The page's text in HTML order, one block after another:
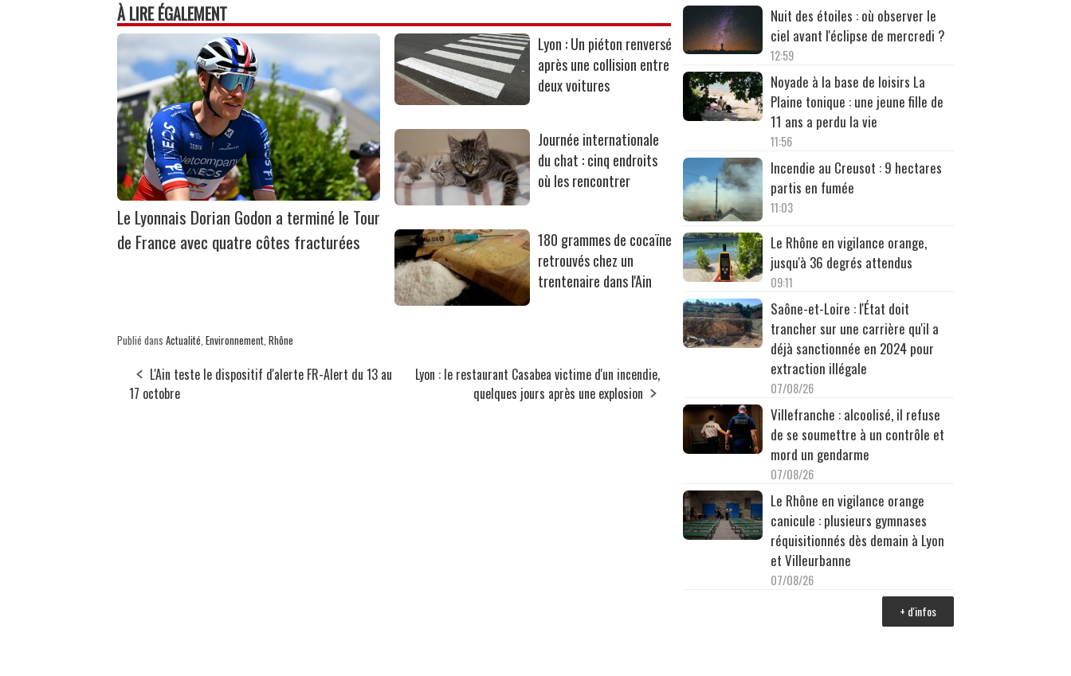
À LIRE ÉGALEMENT
Le Lyonnais Dorian Godon a terminé le Tour
de France avec quatre côtes fracturées
Lyon : Un piéton renversé
après une collision entre
deux voitures
Journée internationale
du chat : cinq endroits
où les rencontrer
180 grammes de cocaïne
retrouvés chez un
trentenaire dans l'Ain
Publié dans Actualité Environnement Rhône
L'Ain teste le dispositif d'alerte FR-Alert du 13 au
17 octobre
Lyon : le restaurant Casabea victime d'un incendie,
quelques jours après une explosion
Nuit des étoiles : où observer le
ciel avant l'éclipse de mercredi ?
12:59
Noyade à la base de loisirs La
Plaine tonique : une jeune fille de
11 ans a perdu la vie
11:56
Incendie au Creusot : 9 hectares
partis en fumée
11:03
Le Rhône en vigilance orange,
jusqu'à 36 degrés attendus
09:11
Saône-et-Loire : l'État doit
trancher sur une carrière qu'il a
déjà sanctionnée en 2024 pour
extraction illégale
07/08/26
Villefranche : alcoolisé, il refuse
de se soumettre à un contrôle et
mord un gendarme
07/08/26
Le Rhône en vigilance orange
canicule : plusieurs gymnases
réquisitionnés dès demain à Lyon
et Villeurbanne
07/08/26
+ d'infos